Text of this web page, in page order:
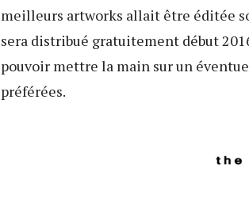
meilleurs artworks allait être éditée
sera distribué gratuitement début
pouvoir mettre la main sur un
préférées.